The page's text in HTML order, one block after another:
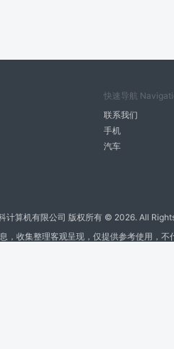
快速导航
联系我们
手机
汽车
计算机有限公司 版权所有 © 2026. All
收集整理客观呈现，仅提供参考使用，